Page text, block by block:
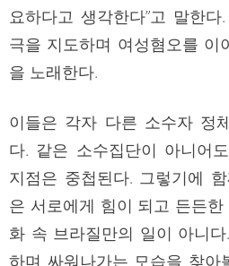
요하다고 생각한다”고 말한
극을 지도하며 여성혐오를 이
을 노래한다.
이들은 각자 다른 소수자 정
다. 같은 소수집단이 아니어
지점은 중첩된다. 그렇기에
은 서로에게 힘이 되고 든든
화 속 브라질만의 일이 아니
하며 싸워나가는 모습을 찾아